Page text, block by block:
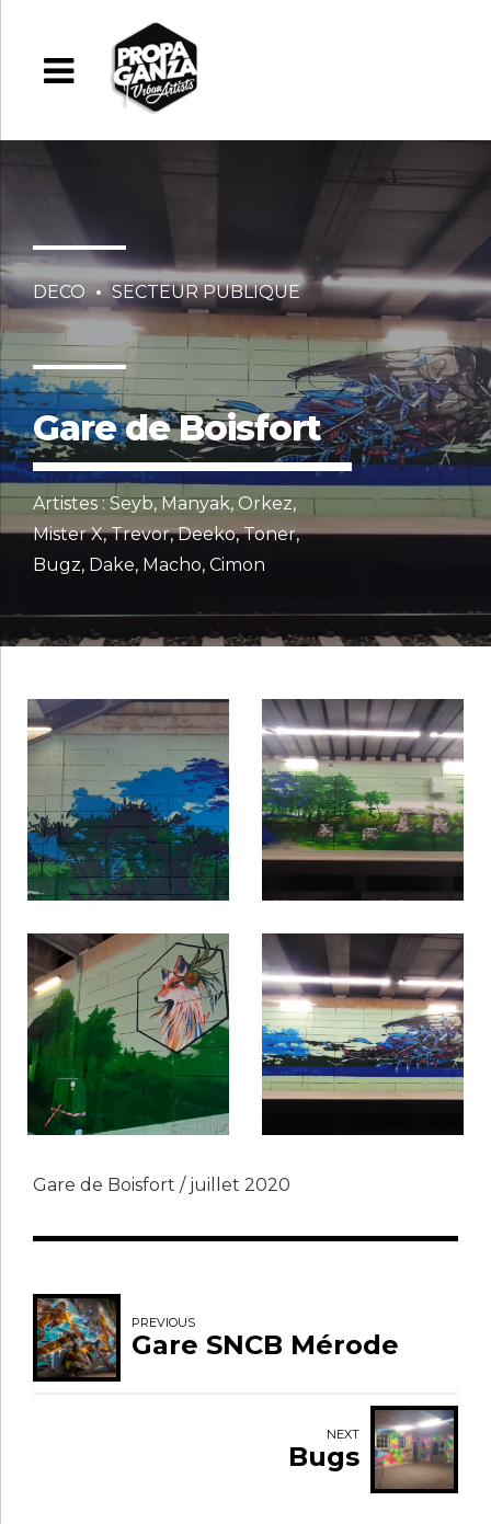
DECO SECTEUR PUBLIQUE
Gare de Boisfort
Artistes : Seyb, Manyak, Orkez,
Mister X, Trevor, Deeko, Toner,
Bugz, Dake, Macho, Cimon
Gare de Boisfort / juillet 2020
PREVIOUS
Gare SNCB Mérode
NEXT
Bugs